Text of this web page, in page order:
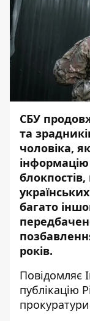
СБУ
та
чоловіка,
блокпостів,
багато
років.
Повідомляє
публікацію